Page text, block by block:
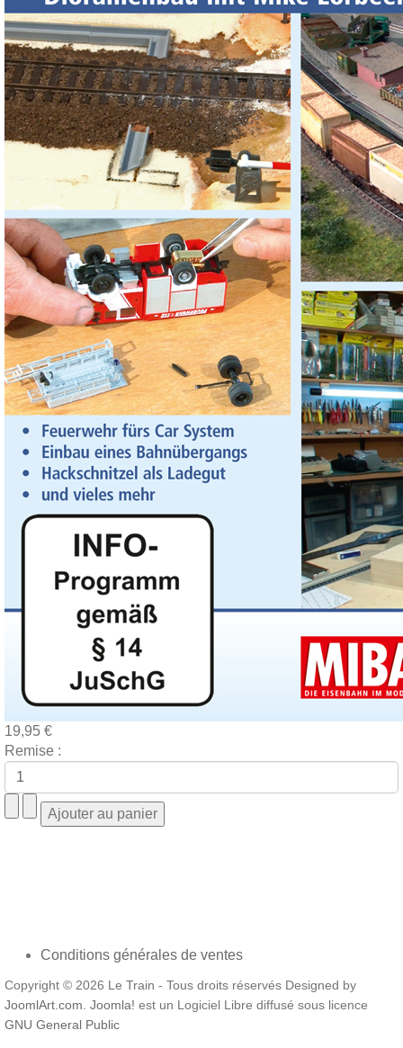
19,95 €
Remise :
Conditions générales de ventes
Copyright © 2026 Le Train - Tous droits réservés Designed by
JoomlArt.com. Joomla! est un Logiciel Libre diffusé sous licence
GNU General Public